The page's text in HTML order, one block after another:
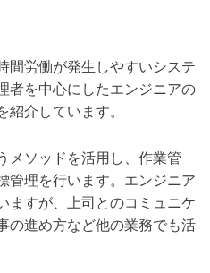
間労働が発生しやすいシステ
者を中心にしたエンジニアの
紹介しています。
メソッドを活用し、作業管
管理を行います。エンジニア
ますが、上司とのコミュニケ
の進め方など他の業務でも活